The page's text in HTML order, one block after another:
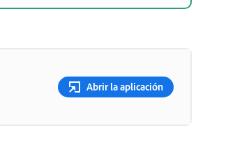
Abrir la aplicación